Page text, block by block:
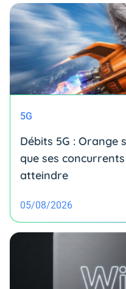
5G
Débits 5G : Orange
que ses
atteindre
05/08/2026